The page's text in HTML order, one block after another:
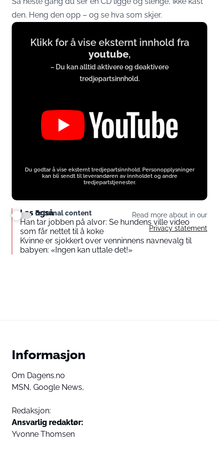
den. Heng den opp – og se hva som skjer.
Display
content
www.youtube.com
Klikk for å vise eksternt innhold fra
youtube,
– Du kan alltid aktivere og deaktivere
tredjepartsinnhold.
Du godtar å vise eksternt tredjepartsinnhold. Personopplysninger
kan bli sendt til leverandøren av innholdet og andre
tredjepartstjenester.
External content
Read more about in our
Privacy statement
Les også
Han tar jobben på alvor: Se hundens ville video
som får nettet til å koke
Kvinne er sjokkert over venninnens navnevalg til
babyen: «Ingen kan uttale det!»
Informasjon
Om Dagens.no
MSN, Google News,
Redaksjon:
Ansvarlig redaktør:
Yvonne Thomsen